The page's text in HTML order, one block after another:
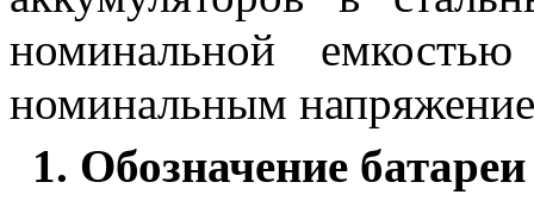
номинальной
номинальным
1. Обозначение батареи